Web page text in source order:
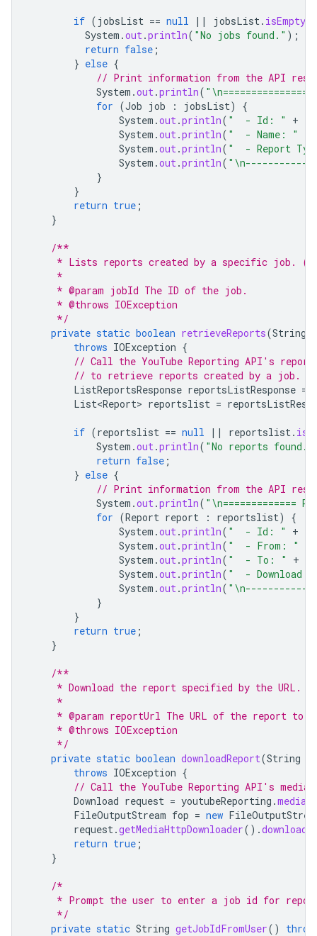
if ( jobsList == null || jobsList. isEmpty
System .out.println( "No jobs found." );
return false ;
} else {
// Print information from the API
System .out.println(
for (Job job : jobsList)
{
System .out.println( "  - Id: " +
System .out.println( "  - Name: "
System .out.println( "  - Report
System .out.println(
}
}
return true ;
}
/**
* Lists reports created by a specific job.
     *
     * @param jobId The ID of the job.
     * @throws IOException
     */
private static boolean retrieveReports(String
throws IOException {
// Call the YouTube Reporting API's
// to retrieve reports created by a job.
ListReportsResponse reportsListResponse =
List<Report> reportslist =
if (reportslist == null || reportslist.
System .out.println( "No reports found."
return false ;
} else {
// Print information from the API
System .out.println(
for (Report report : reportslist)
{
System .out.println( "  - Id: " +
System .out.println( "  - From: "
System .out.println( "  - To: " +
System .out.println( "  - Download
System .out.println(
}
}
return true ;
}
/**
* Download the report specified by the URL.
     *
* @param reportUrl The URL of the report to
     * @throws IOException
     */
private static boolean downloadReport(String
throws IOException {
// Call the YouTube Reporting API's
Download request = youtubeReporting .media
FileOutputStream fop = new
request.getMediaHttpDownloader().download
return true ;
}
/*
* Prompt the user to enter a job id for
     */
private static String getJobIdFromUser()